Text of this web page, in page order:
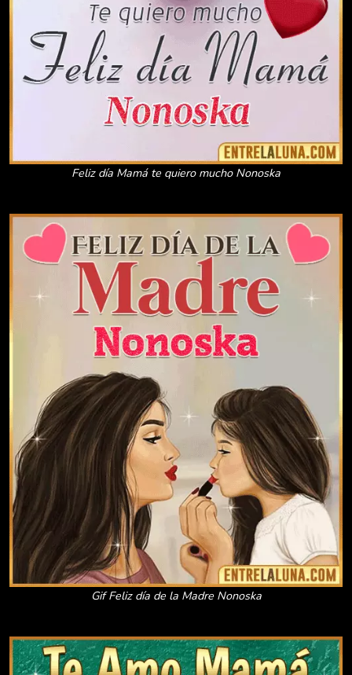
Feliz día Mamá te quiero mucho Nonoska
Gif Feliz día de la Madre Nonoska